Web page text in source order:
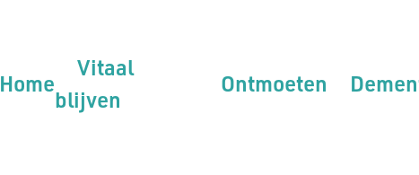
Home
Vitaal
blijven
Ontmoeten